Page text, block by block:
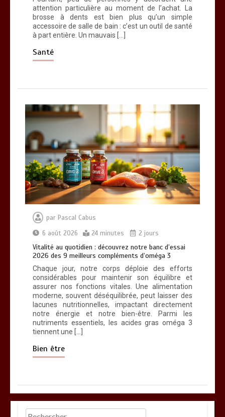
attention particulière au moment de l’achat. La
brosse à dents est bien plus qu’un simple
accessoire de salle de bain : c’est un outil de santé
à part entière. Un mauvais […]
Santé
par Pascal Cabus
6 août 2026
24 minutes 2 jours
Vitalité au quotidien : découvrez notre banc d’essai
2026 des 9 meilleurs compléments d’oméga 3
Chaque jour, notre corps déploie des efforts
considérables pour maintenir son équilibre et
assurer nos fonctions vitales. Une alimentation
moderne, souvent déséquilibrée, peut laisser des
lacunes nutritionnelles, impactant directement
notre énergie et notre bien-être. Parmi les
nutriments essentiels, les acides gras oméga 3
tiennent une […]
Bien être